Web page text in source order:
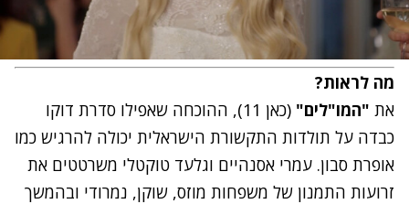
מה לראות?
את "המו"לים"
(כאן 11), ההוכחה שאפילו סדרת דוקו
כבדה על תולדות התקשורת הישראלית יכולה להרגיש כמו
אופרת סבון. עמרי אסנהיים וגלעד טוקטלי משרטטים את
זרועות התמנון של משפחות מוזס, שוקן, נמרודי ובהמשך